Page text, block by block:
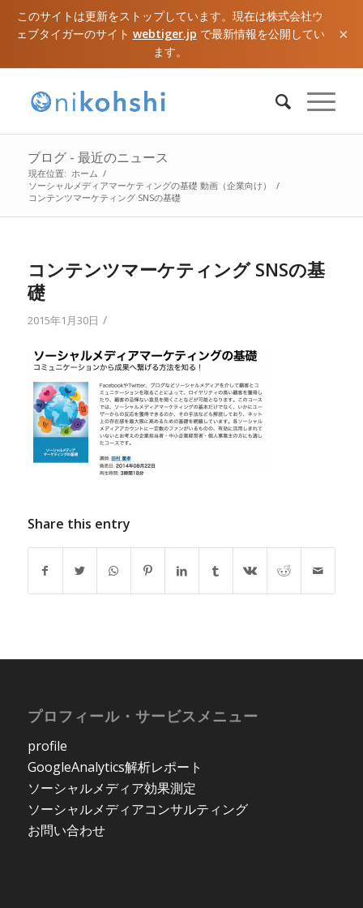
このサイトは更新をストップしています。現在は株式会社ウ
ェブタイガーのサイト webtiger.jp で最新情報を公開してい
ます。
×
ブログ - 最近のニュース
現在位置: ホーム /
ソーシャルメディアマーケティングの基礎 動画（企業向け）
/
コンテンツマーケティング SNSの基礎
コンテンツマーケティング SNSの基
礎
2015年1月30日 /
Share this entry
プロフィール・サービスメニュー
profile
GoogleAnalytics解析レポート
ソーシャルメディア効果測定
ソーシャルメディアコンサルティング
お問い合わせ